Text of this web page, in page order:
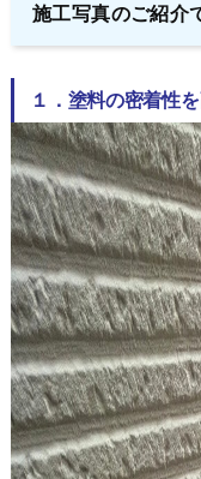
施工写真のご紹介
１．塗料の密着性